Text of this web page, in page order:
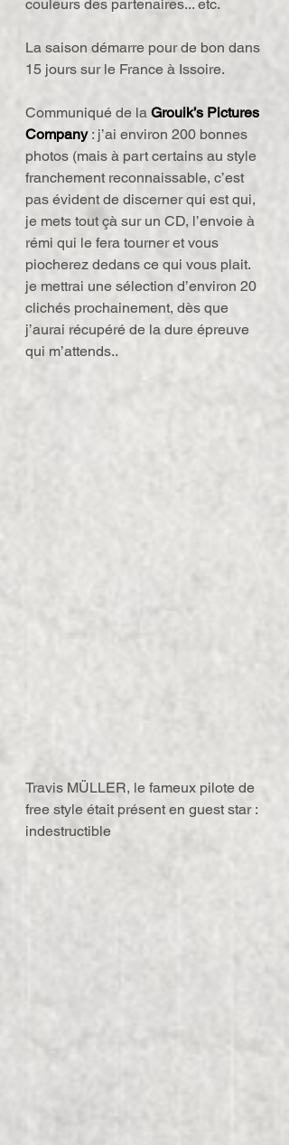
couleurs des partenaires... etc.
La saison démarre pour de bon dans
15 jours sur le France à Issoire.
Communiqué de la Grouik’s Pictures
Company : j’ai environ 200 bonnes
photos (mais à part certains au style
franchement reconnaissable, c’est
pas évident de discerner qui est qui,
je mets tout çà sur un CD, l’envoie à
rémi qui le fera tourner et vous
piocherez dedans ce qui vous plait.
je mettrai une sélection d’environ 20
clichés prochainement, dès que
j’aurai récupéré de la dure épreuve
qui m’attends..
Travis MÜLLER, le fameux pilote de
free style était présent en guest star :
indestructible